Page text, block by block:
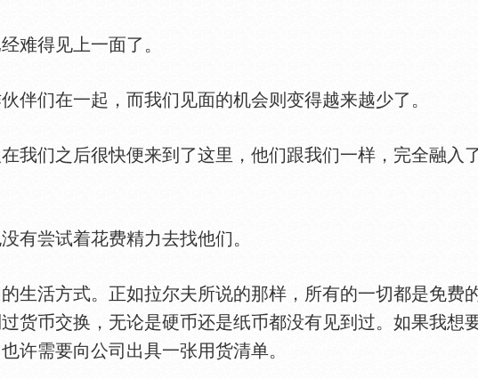
得见上一面了。
们在一起，而我们见面的机会则变得越来越少了。
们之后很快便来到了这里，他们跟我们一样，完全融入
尝试着花费精力去找他们。
活方式。正如拉尔夫所说的那样，所有的一切都是免费
货币交换，无论是硬币还是纸币都没有见到过。如果我想
许需要向公司出具一张用货清单。